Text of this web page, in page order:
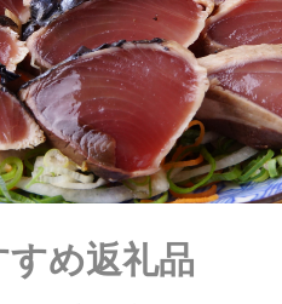
イト特集
ブルとは
問
め返礼品